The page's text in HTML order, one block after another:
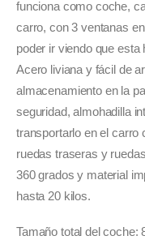
funciona como coche,
carro, con 3 ventanas
poder ir viendo que
Acero liviana y fácil de
almacenamiento en la
seguridad, almohadilla
transportarlo en el carro
ruedas traseras y
360 grados y material
hasta 20 kilos.
Tamaño total del